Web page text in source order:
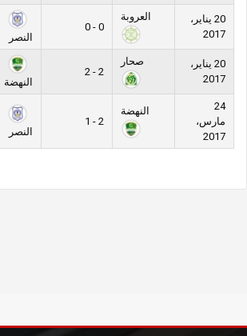
20 يناير،
2017
العروبة
0 - 0
النصر
20 يناير،
2017
صحار
2 - 2
النهضة
24
مارس،
2017
النهضة
2 - 1
النصر